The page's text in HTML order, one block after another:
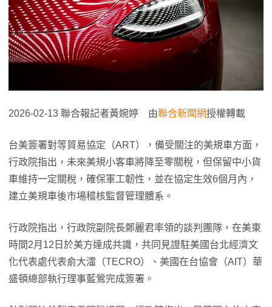
2026-02-13 聯合報記者黃婉婷 由聯合新聞網授權轉載
台美簽署對等貿易協定（ART），備受關注的美規車方面，
行政院指出，未來美規小客車將降至零關稅，但保留中小貨
車維持一定關稅，確保軍工韌性，並在協定生效6個月內，
建立美規車後市場稽核監督管理體系。
行政院指出，行政院副院長鄭麗君率領的談判團隊，在美東
時間2月12日於美方達成共識，共同見證駐美國台北經濟文
化代表處代表俞大㵢（TECRO）、美國在台協會（AIT）華
盛頓總部執行理事藍鶯完成簽署。